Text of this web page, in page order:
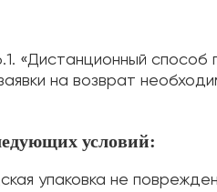
«Дистанционный
на возврат
условий:
упаковка не